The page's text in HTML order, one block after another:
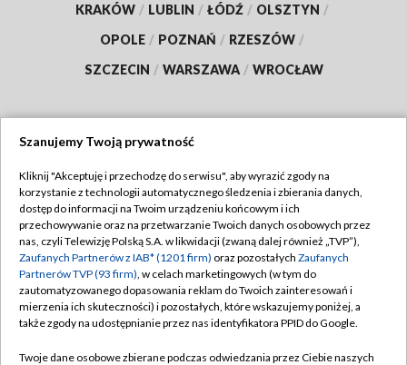
KRAKÓW / LUBLIN / ŁÓDŹ / OLSZTYN /
OPOLE / POZNAŃ / RZESZÓW /
SZCZECIN / WARSZAWA / WROCŁAW
TVP
Abonament TVP
Emisja w TVP
Centrum informacji TVP
Naziemna Telewizja Cyfrowa
Regulamin TVP
Polityka prywatności
Moje zgody
Pomoc
Szanujemy Twoją prywatność
Kliknij "Akceptuję i przechodzę do serwisu", aby wyrazić zgody na
korzystanie z technologii automatycznego śledzenia i zbierania danych,
dostęp do informacji na Twoim urządzeniu końcowym i ich
przechowywanie oraz na przetwarzanie Twoich danych osobowych przez
nas, czyli Telewizję Polską S.A. w likwidacji (zwaną dalej również „TVP”),
Zaufanych Partnerów z IAB* (1201 firm) oraz pozostałych Zaufanych
Partnerów TVP (93 firm), w celach marketingowych (w tym do
zautomatyzowanego dopasowania reklam do Twoich zainteresowań i
mierzenia ich skuteczności) i pozostałych, które wskazujemy poniżej, a
także zgody na udostępnianie przez nas identyfikatora PPID do Google.
Twoje dane osobowe zbierane podczas odwiedzania przez Ciebie naszych